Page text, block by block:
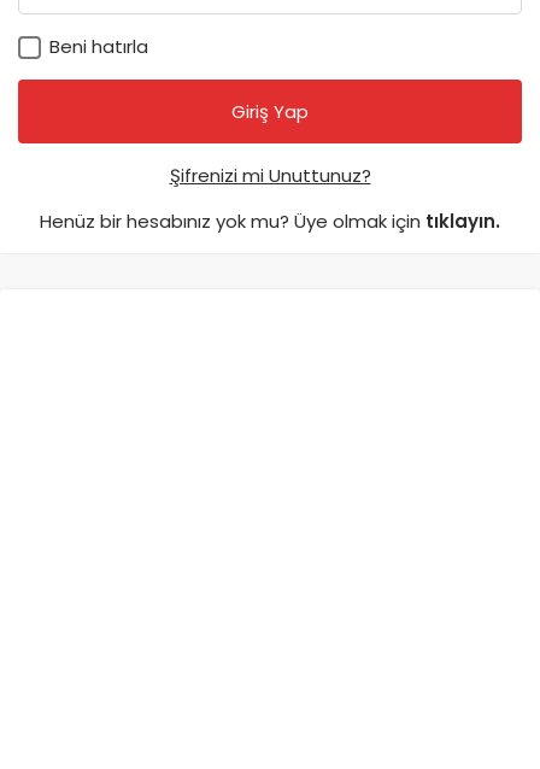
Beni hatırla
Şifrenizi mi Unuttunuz?
Henüz bir hesabınız yok mu? Üye olmak için tıklayın.